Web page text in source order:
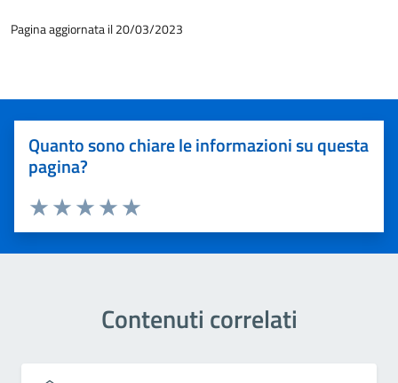
Pagina aggiornata il 20/03/2023
Quanto sono chiare le informazioni su questa
pagina?
Valuta 5 stelle su 5
Valuta 4 stelle su 5
Valuta 3 stelle su 5
Valuta 2 stelle su 5
Valuta 1 stelle su 5
Contenuti correlati